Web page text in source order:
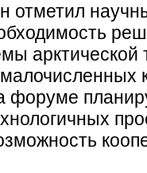
отметил
арктической
форуме